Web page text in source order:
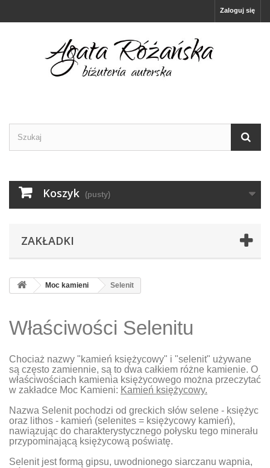
Zaloguj się
Koszyk (pusty)
ZAKŁADKI
Moc kamieni Selenit
Właściwości Selenitu
Chociaż nazwy "kamień księżycowy" i "selenit" używane
są często zamiennie, są to dwa całkiem różne kamienie. O
właściwościach kamienia księżycowego można przeczytać
w zakładce Moc Kamieni: Kamień księżycowy.
Nazwa Selenit pochodzi od greckich słów selene - księżyc
oraz lithos - kamień (selenites = księżycowy kamień),
nawiązując do charakterystycznego połysku tego minerału
przypominającą księżycową poświatę.
Selenit jest formą gipsu, uwodnionego siarczanu wapnia,